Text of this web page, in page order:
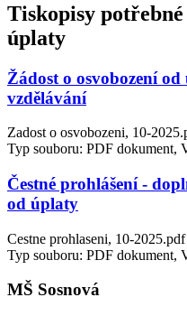
Tiskopisy
úplaty
Žádost o osvobození
vzdělávání
Zadost o osvobozeni, 10-
Typ souboru: PDF dokument,
Čestné prohlášení -
od úplaty
Cestne prohlaseni, 10-2025.pdf
Typ souboru: PDF dokument,
MŠ Sosnová